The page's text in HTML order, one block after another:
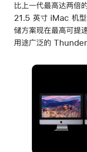
比上一代最高达两倍
21.5 英寸 iMac 机
储方案现在最高可提
用途广泛的